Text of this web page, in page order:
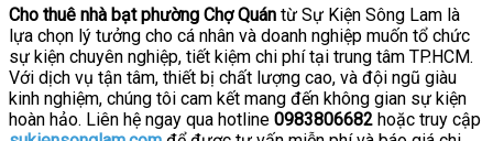
Cho thuê nhà bạt phường Chợ Quán từ Sự Kiện Sông Lam là
lựa chọn lý tưởng cho cá nhân và doanh nghiệp muốn tổ chức
sự kiện chuyên nghiệp, tiết kiệm chi phí tại trung tâm TP.HCM.
Với dịch vụ tận tâm, thiết bị chất lượng cao, và đội ngũ giàu
kinh nghiệm, chúng tôi cam kết mang đến không gian sự kiện
hoàn hảo. Liên hệ ngay qua hotline 0983806682 hoặc truy cập